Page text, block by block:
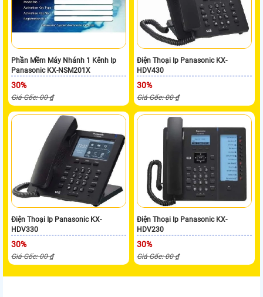
Phần Mềm Máy Nhánh 1 Kênh Ip
Panasonic KX-NSM201X
30%
Giá Gốc: 00 ₫
Điện Thoại Ip Panasonic KX-
HDV430
30%
Giá Gốc: 00 ₫
Điện Thoại Ip Panasonic KX-
HDV330
30%
Giá Gốc: 00 ₫
Điện Thoại Ip Panasonic KX-
HDV230
30%
Giá Gốc: 00 ₫